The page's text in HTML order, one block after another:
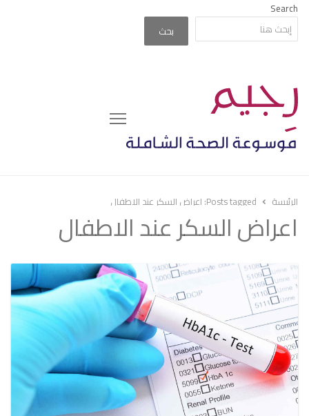
Search
بحث
Menu
الرئيسة Posts tagged: اعراض السكر عند الاطفال
اعراض السكر عند الاطفال